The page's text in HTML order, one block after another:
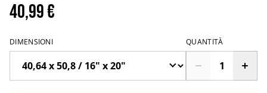
40,99 €
DIMENSIONI QUANTITÀ